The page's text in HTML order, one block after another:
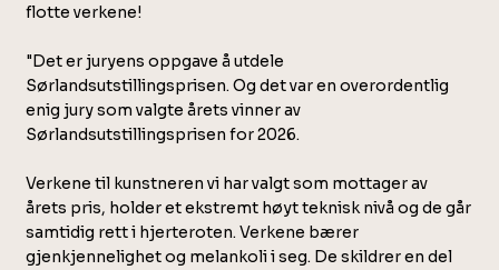
flotte verkene!
"Det er juryens oppgave å utdele
Sørlandsutstillingsprisen. Og det var en overordentlig
enig jury som valgte årets vinner av
Sørlandsutstillingsprisen for 2026.
Verkene til kunstneren vi har valgt som mottager av
årets pris, holder et ekstremt høyt teknisk nivå og de går
samtidig rett i hjerteroten. Verkene bærer
gjenkjennelighet og melankoli i seg. De skildrer en del